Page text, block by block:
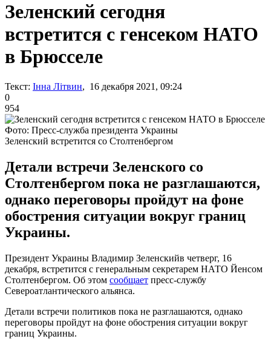
Зеленский сегодня
встретится с генсеком НАТО
в Брюсселе
Текст: Інна Літвин, 16 декабря 2021, 09:24
0
954
Фото: Пресс-служба президента Украины
Зеленский встретится со Столтенбергом
Детали встречи Зеленского со
Столтенбергом пока не разглашаются,
однако переговоры пройдут на фоне
обострения ситуации вокруг границ
Украины.
Президент Украины Владимир Зеленскийв четверг, 16
декабря, встретится с генеральным секретарем НАТО Йенсом
Столтенбергом. Об этом сообщает пресс-службу
Североатлантического альянса.
Детали встречи политиков пока не разглашаются, однако
переговоры пройдут на фоне обострения ситуации вокруг
границ Украины.